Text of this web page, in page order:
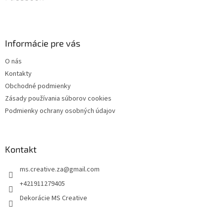
u
Informácie pre vás
O nás
Kontakty
Obchodné podmienky
Zásady používania súborov cookies
Podmienky ochrany osobných údajov
Kontakt
ms.creative.za@gmail.com
+421911279405
Dekorácie MS Creative